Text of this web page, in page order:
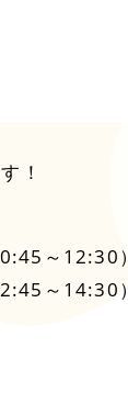
！
～12:30）
～14:30）